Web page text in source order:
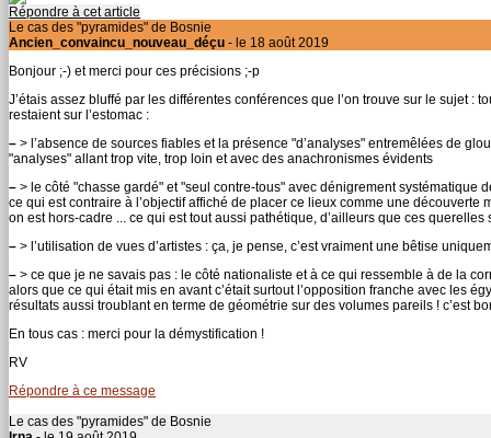
Répondre à cet article
Le cas des "pyramides" de Bosnie
Ancien_convaincu_nouveau_déçu - le 18 août 2019
Bonjour ;-) et merci pour ces précisions ;-p
J’étais assez bluffé par les différentes conférences que l’on trouve sur le sujet :
restaient sur l’estomac :
– > l’absence de sources fiables et la présence "d’analyses" entremêlées de
"analyses" allant trop vite, trop loin et avec des anachronismes évidents
– > le côté "chasse gardé" et "seul contre-tous" avec dénigrement
ce qui est contraire à l’objectif affiché de placer ce lieux comme une
on est hors-cadre ... ce qui est tout aussi pathétique, d’ailleurs que ces querelles
– > l’utilisation de vues d’artistes : ça, je pense, c’est vraiment une bêtise
– > ce que je ne savais pas : le côté nationaliste et à ce qui ressemble à de la
alors que ce qui était mis en avant c’était surtout l’opposition franche avec les
résultats aussi troublant en terme de géométrie sur des volumes pareils ! c’est
En tous cas : merci pour la démystification !
RV
Répondre à ce message
Le cas des "pyramides" de Bosnie